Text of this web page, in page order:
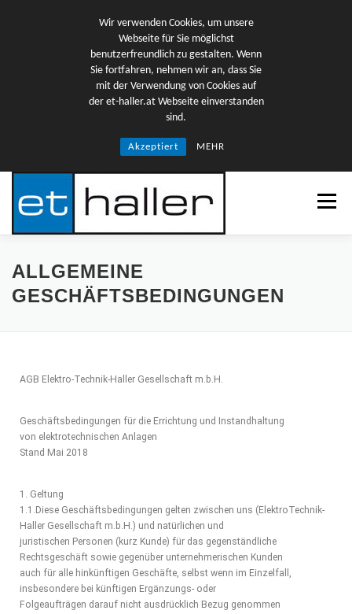
Wir verwenden Cookies, um unsere
Webseite für Sie möglichst
benutzerfreundlich zu gestalten. Wenn
Sie fortfahren, nehmen wir an, dass Sie
mit der Verwendung von Cookies auf
der et-haller.at Webseite einverstanden
sind.
Akzeptiert MEHR
Menü
ÜBER UNS TEAM
ALLGEMEINE
GESCHÄFTSBEDINGUNGEN
AGB Elektro-Technik-Haller Gesellschaft m.b.H.
Geschäftsbedingungen für die Errichtung und Instandhaltung
von elektrotechnischen Anlagen
Stand Mai 2018
1. Geltung
1.1.Diese Geschäftsbedingungen gelten zwischen uns (ElektroTechnik-
Haller Gesellschaft m.b.H.) und natürlichen und
juristischen Personen (kurz Kunde) für das gegenständliche
Rechtsgeschäft sowie gegenüber unternehmerischen Kunden
auch für alle hinkünftigen Geschäfte, selbst wenn im Einzelfall,
insbesondere bei künftigen Ergänzungs- oder
Folgeaufträgen darauf nicht ausdrücklich Bezug genommen